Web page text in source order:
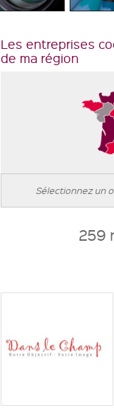
Les entreprises
de ma région
259